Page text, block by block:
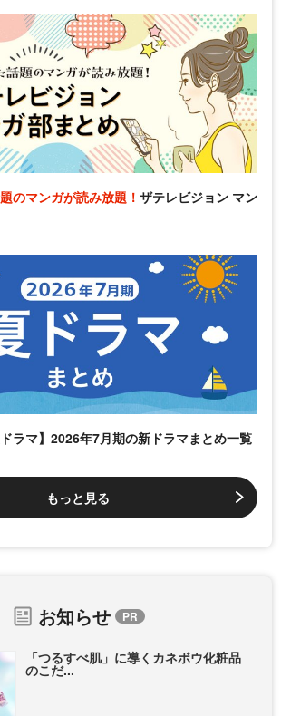
のマンガが読み放題！ ザテレビジョン マン
ドラマ】2026年7月期の新ドラマまとめ一覧
もっと見る
お知らせ
「つるすべ肌」に導くカネボウ化粧品
のこだ...